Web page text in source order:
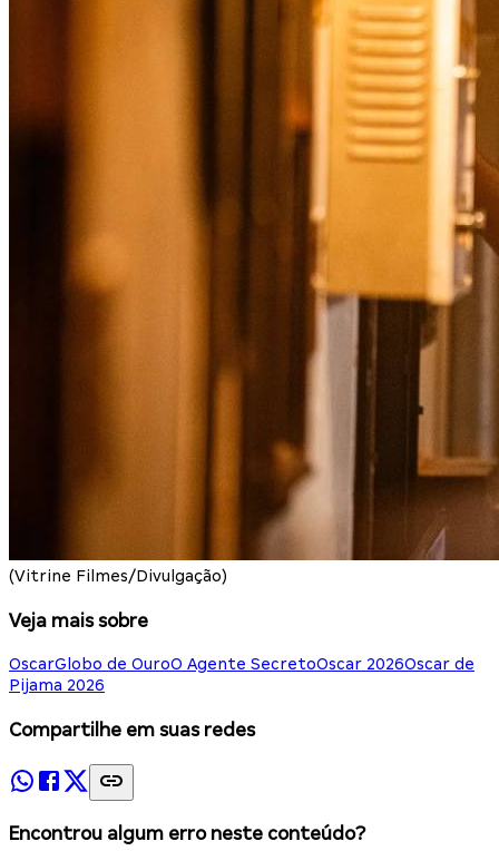
(Vitrine Filmes/Divulgação)
Veja mais sobre
OscarGlobo de OuroO Agente SecretoOscar 2026Oscar de
Pijama 2026
Compartilhe em suas redes
Encontrou algum erro neste conteúdo?